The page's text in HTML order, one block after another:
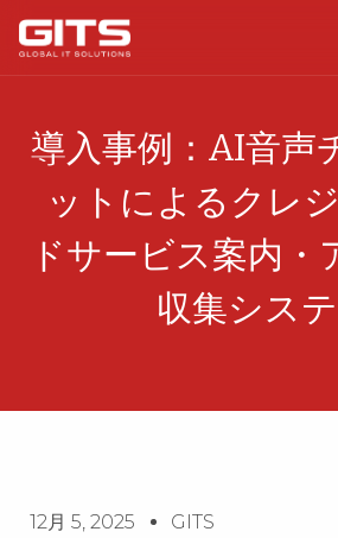
導入事例：AI音声
ットによるクレ
ドサービス案内・
収集シス
12月 5, 2025 GITS